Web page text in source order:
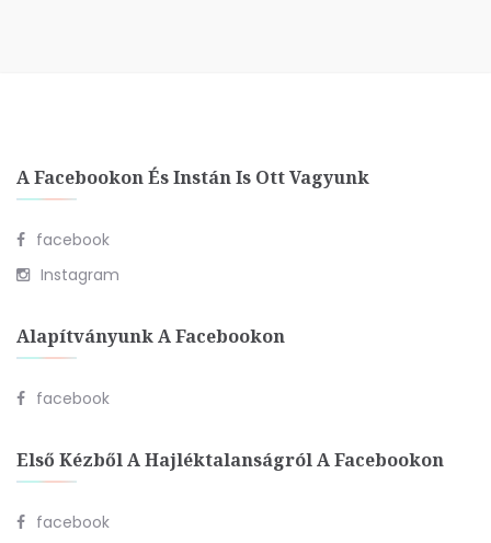
A Facebookon És Instán Is Ott Vagyunk
facebook
Instagram
Alapítványunk A Facebookon
facebook
Első Kézből A Hajléktalanságról A Facebookon
facebook